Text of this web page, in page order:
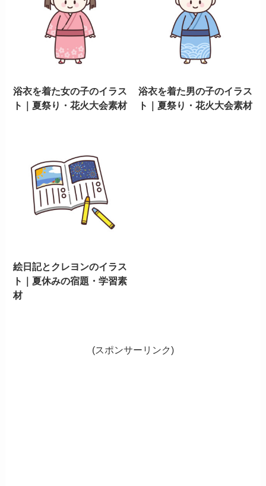
浴衣を着た女の子のイラス
ト｜夏祭り・花火大会素材
浴衣を着た男の子のイラス
ト｜夏祭り・花火大会素材
絵日記とクレヨンのイラス
ト｜夏休みの宿題・学習素
材
(スポンサーリンク)